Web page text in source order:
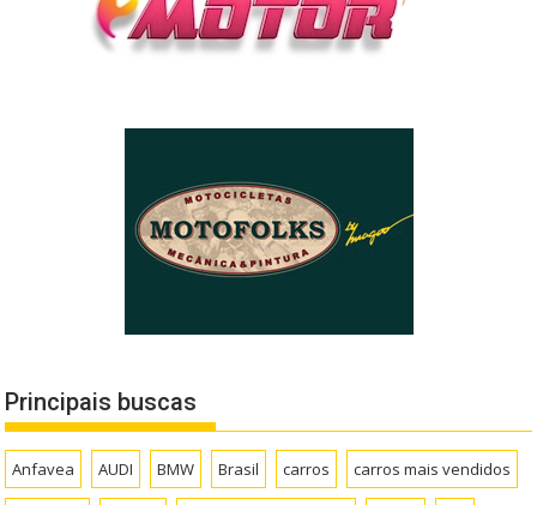
Principais buscas
Anfavea AUDI BMW Brasil carros carros mais vendidos